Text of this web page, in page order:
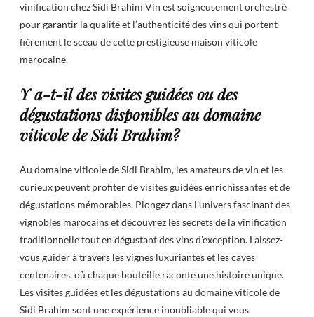
vinification chez Sidi Brahim Vin est soigneusement orchestré
pour garantir la qualité et l’authenticité des vins qui portent
fièrement le sceau de cette prestigieuse maison viticole
marocaine.
Y a-t-il des visites guidées ou des
dégustations disponibles au domaine
viticole de Sidi Brahim?
Au domaine viticole de Sidi Brahim, les amateurs de vin et les
curieux peuvent profiter de visites guidées enrichissantes et de
dégustations mémorables. Plongez dans l’univers fascinant des
vignobles marocains et découvrez les secrets de la vinification
traditionnelle tout en dégustant des vins d’exception. Laissez-
vous guider à travers les vignes luxuriantes et les caves
centenaires, où chaque bouteille raconte une histoire unique.
Les visites guidées et les dégustations au domaine viticole de
Sidi Brahim sont une expérience inoubliable qui vous